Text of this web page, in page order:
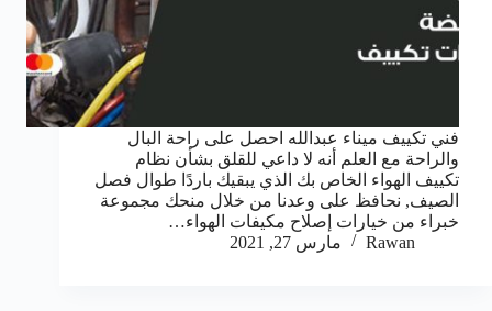
فني تكييف ميناء عبدالله احصل على راحة البال
والراحة مع العلم أنه لا داعي للقلق بشأن نظام
تكييف الهواء الخاص بك الذي يبقيك باردًا طوال فصل
الصيف, نحافظ على وعدنا من خلال منحك مجموعة
خبراء من خيارات إصلاح مكيفات الهواء…
Rawan
مارس 27, 2021